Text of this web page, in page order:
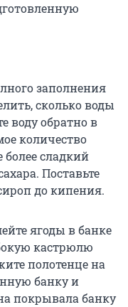
заполнения
сколько воды
воду обратно в
количество
более сладкий
Поставьте
до кипения.
ягоды в банке
кастрюлю
полотенце на
банку и
покрывала банку